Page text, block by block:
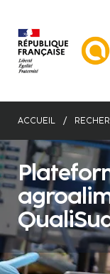
contenu
principal
ACCUEIL